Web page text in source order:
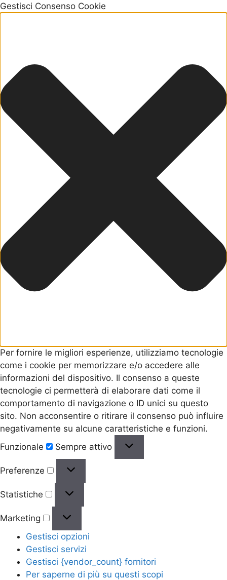
Gestisci Consenso Cookie
Per fornire le migliori esperienze, utilizziamo tecnologie
come i cookie per memorizzare e/o accedere alle
informazioni del dispositivo. Il consenso a queste
tecnologie ci permetterà di elaborare dati come il
comportamento di navigazione o ID unici su questo
sito. Non acconsentire o ritirare il consenso può influire
negativamente su alcune caratteristiche e funzioni.
Funzionale
Sempre attivo
Preferenze
Statistiche
Marketing
Gestisci opzioni
Gestisci servizi
Gestisci {vendor_count} fornitori
Per saperne di più su questi scopi